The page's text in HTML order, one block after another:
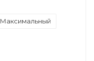
Максимальный